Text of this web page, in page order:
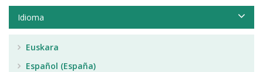
Idioma
Euskara
Español (España)